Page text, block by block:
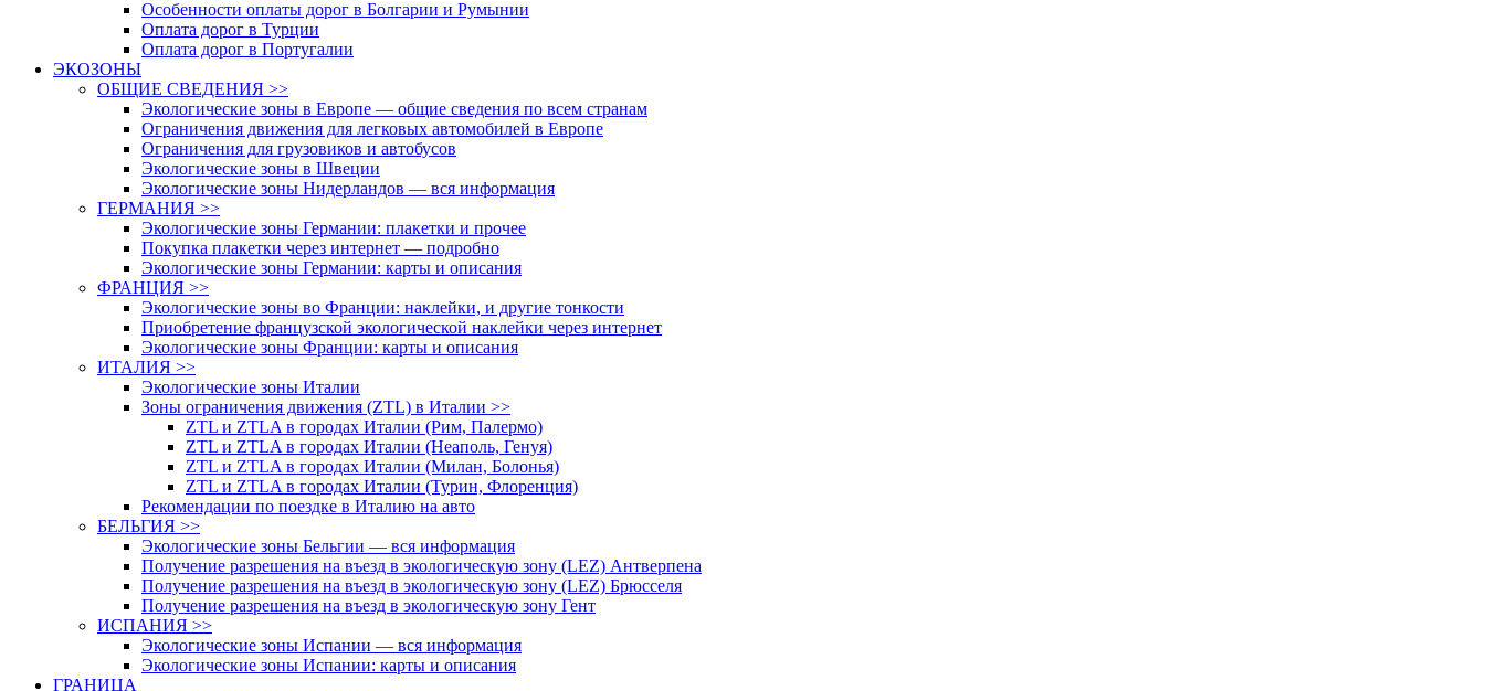
Особенности оплаты дорог в Болгарии и Румынии
Оплата дорог в Турции
Оплата дорог в Португалии
ЭКОЗОНЫ
ОБЩИЕ СВЕДЕНИЯ >>
Экологические зоны в Европе — общие сведения по всем странам
Ограничения движения для легковых автомобилей в Европе
Ограничения для грузовиков и автобусов
Экологические зоны в Швеции
Экологические зоны Нидерландов — вся информация
ГЕРМАНИЯ >>
Экологические зоны Германии: плакетки и прочее
Покупка плакетки через интернет — подробно
Экологические зоны Германии: карты и описания
ФРАНЦИЯ >>
Экологические зоны во Франции: наклейки, и другие тонкости
Приобретение французской экологической наклейки через интернет
Экологические зоны Франции: карты и описания
ИТАЛИЯ >>
Экологические зоны Италии
Зоны ограничения движения (ZTL) в Италии >>
ZTL и ZTLA в городах Италии (Рим, Палермо)
ZTL и ZTLA в городах Италии (Неаполь, Генуя)
ZTL и ZTLA в городах Италии (Милан, Болонья)
ZTL и ZTLA в городах Италии (Турин, Флоренция)
Рекомендации по поездке в Италию на авто
БЕЛЬГИЯ >>
Экологические зоны Бельгии — вся информация
Получение разрешения на въезд в экологическую зону (LEZ) Антверпена
Получение разрешения на въезд в экологическую зону (LEZ) Брюсселя
Получение разрешения на въезд в экологическую зону Гент
ИСПАНИЯ >>
Экологические зоны Испании — вся информация
Экологические зоны Испании: карты и описания
ГРАНИЦА